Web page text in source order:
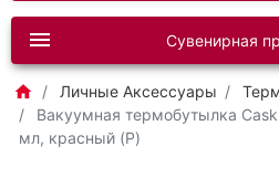
Сувенирная
Личные Аксессуары
Вакуумная термобутылка
мл, красный (P)